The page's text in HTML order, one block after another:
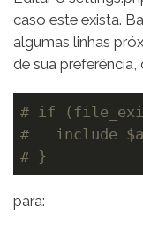
caso este exista.
algumas linhas
de sua preferência,
# if
#   include
# }
para: